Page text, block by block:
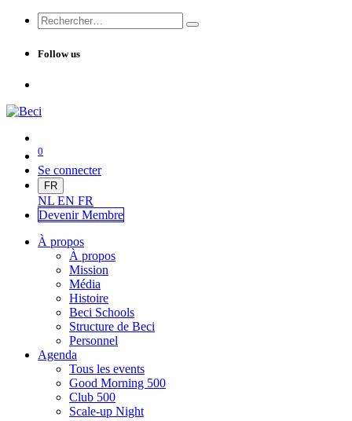
Follow us
0
Se connecter
FR
NL EN FR
Devenir Membre
À propos
À propos
Mission
Média
Histoire
Beci Schools
Structure de Beci
Personnel
Agenda
Tous les events
Good Morning 500
Club 500
Scale-up Night